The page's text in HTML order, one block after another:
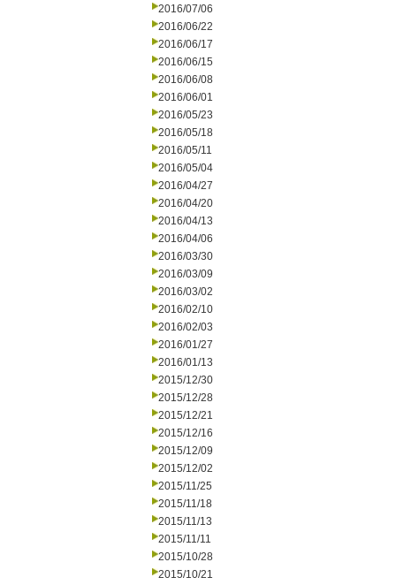
2016/07/06
2016/06/22
2016/06/17
2016/06/15
2016/06/08
2016/06/01
2016/05/23
2016/05/18
2016/05/11
2016/05/04
2016/04/27
2016/04/20
2016/04/13
2016/04/06
2016/03/30
2016/03/09
2016/03/02
2016/02/10
2016/02/03
2016/01/27
2016/01/13
2015/12/30
2015/12/28
2015/12/21
2015/12/16
2015/12/09
2015/12/02
2015/11/25
2015/11/18
2015/11/13
2015/11/11
2015/10/28
2015/10/21